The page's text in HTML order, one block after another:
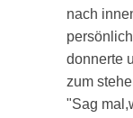
nach
donnerte
zum
"Sag